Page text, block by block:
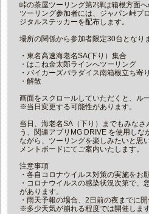
峠の茶屋ツーリング第2弾は箱根方面へ
ツーリング参加者には、ジャパン峠プ
ジタルステッカーを配布します。
場所の関係から参加者限定30台となり
・東名高速海老名SA(下り）集合
・はこね金太郎ラインへツーリング
・バイカーズパラダイス南箱根立ち寄
・解散
画面をスクロールしていただくと、ル
※当日変更する可能性があります。
当日、海老名SA（下り）までもみな
う、関連アプリMG DRIVE を使用しな
ながら、ツーリングを楽しみたいと思
メントボードにてご案内いたします。
注意事項
・各自コロナウイルス対策の実施をお
・コロナウイルスの感染状況次第で、
があります。
・雨天予報の場合、2日前の夜までに
※多少天気が崩れる程度では開催しま